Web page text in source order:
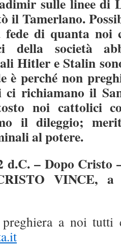
il Tamerlano.
fede di quanta
della società
Hitler e Stalin
è perché non
ci richiamano il
noi cattolici
il dileggio;
al potere.
d.C. – Dopo Cristo
VINCE,
a noi